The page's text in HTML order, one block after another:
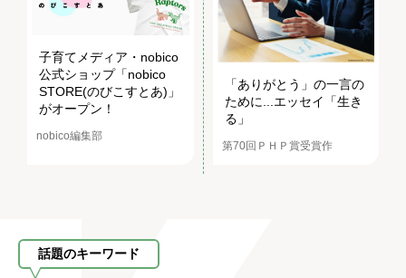
子育てメディア・nobico
公式ショップ「nobico
STORE(のびこすとあ)」
がオープン！
nobico編集部
「ありがとう」の一言の
ために...エッセイ「生き
る」
第70回ＰＨＰ賞受賞作
話題のキーワード